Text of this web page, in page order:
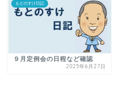
もとのすけ日記
９月定例会の日程など確認
2025年6月27日